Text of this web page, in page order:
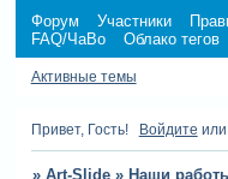
Форум Участники
FAQ/ЧаВо
Облако тегов
Активные темы
Привет, Гость! Войдите или
» Art-Slide » Наши